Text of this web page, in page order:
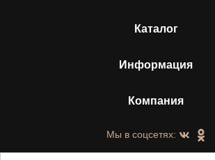
Каталог
Информация
Компания
Мы в соцсетях: